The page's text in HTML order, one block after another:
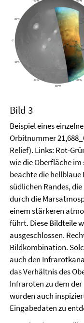
Bild 3
Beispiel eines
Orbitnummer
Relief). Links: Rot-
wie die Oberfläche
beachte die hellblaue
südlichen Randes,
durch die
einem stärkeren
führt. Diese Bildteile
ausgeschlossen.
Bildkombination.
auch den
das Verhältnis des
Infraroten zu dem
wurden auch
Eingabedaten zu